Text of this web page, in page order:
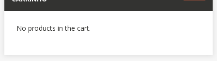
No products in the cart.